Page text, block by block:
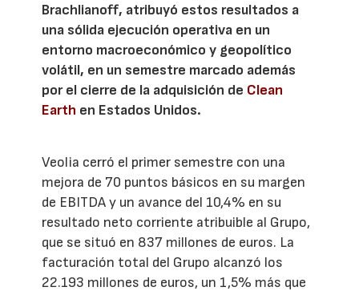
Brachlianoff, atribuyó estos resultados a
una sólida ejecución operativa en un
entorno macroeconómico y geopolítico
volátil, en un semestre marcado además
por el cierre de la adquisición de Clean
Earth en Estados Unidos.
Veolia cerró el primer semestre con una
mejora de 70 puntos básicos en su margen
de EBITDA y un avance del 10,4% en su
resultado neto corriente atribuible al Grupo,
que se situó en 837 millones de euros. La
facturación total del Grupo alcanzó los
22.193 millones de euros, un 1,5% más que